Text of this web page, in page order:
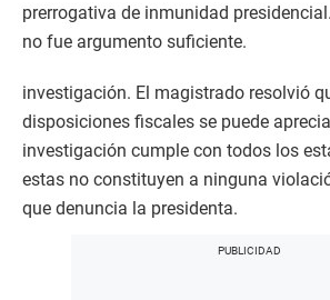
prerrogativa de inmunidad
no fue argumento suficiente.
investigación. El magistrado resolvió
disposiciones fiscales se puede
investigación cumple con todos los
estas no constituyen a ninguna
que denuncia la presidenta.